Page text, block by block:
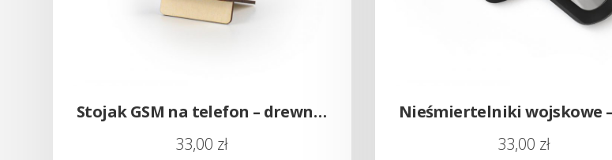
Stojak GSM na telefon – drewniany z grawerem
33,00 zł
33,00 zł